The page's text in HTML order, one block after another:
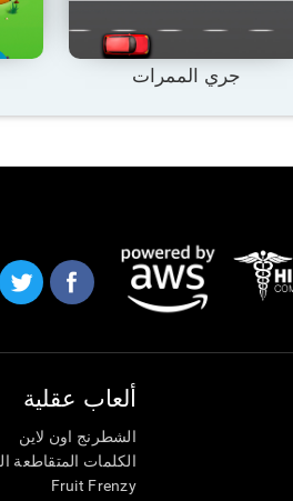
جري الممرات
ألعاب عقلية
الشطرنج اون لاين
الكلمات المتقاطعة
Fruit Frenzy